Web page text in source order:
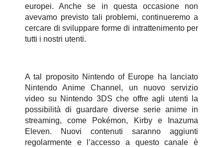
europei. Anche se in questa occasione non
avevamo previsto tali problemi, continueremo a
cercare di sviluppare forme di intrattenimento per
tutti i nostri utenti.
A tal proposito Nintendo of Europe ha lanciato
Nintendo Anime Channel, un nuovo servizio
video su Nintendo 3DS che offre agli utenti la
possibilità di guardare diverse serie anime in
streaming, come Pokémon, Kirby e Inazuma
Eleven. Nuovi contenuti saranno aggiunti
regolarmente e l’accesso a questo canale è